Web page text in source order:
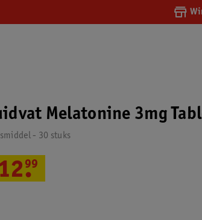
Melatonine 3mg
- 30 stuks
.
99